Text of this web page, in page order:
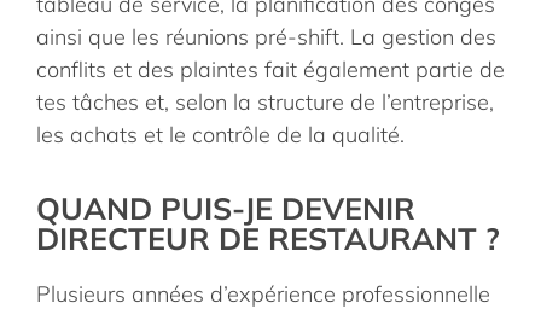
ainsi que les réunions pré-shift. La gestion des
conflits et des plaintes fait également partie de
tes tâches et, selon la structure de l’entreprise,
les achats et le contrôle de la qualité.
QUAND PUIS-JE DEVENIR
DIRECTEUR DE RESTAURANT ?
Plusieurs années d’expérience professionnelle